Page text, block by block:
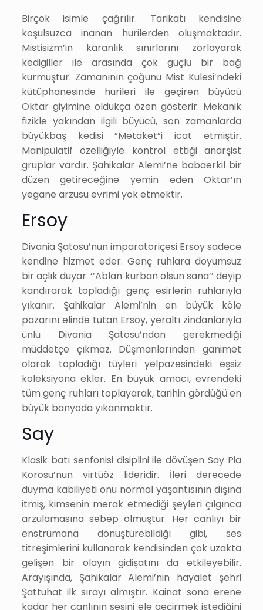
Birçok isimle çağrılır. Tarikatı kendisine
koşulsuzca inanan hurilerden oluşmaktadır.
Mistisizm’in karanlık sınırlarını zorlayarak
kedigiller ile arasında çok güçlü bir bağ
kurmuştur. Zamanının çoğunu Mist Kulesi’ndeki
kütüphanesinde hurileri ile geçiren büyücü
Oktar giyimine oldukça özen gösterir. Mekanik
fizikle yakından ilgili büyücü, son zamanlarda
büyükbaş kedisi ”Metaket”i icat etmiştir.
Manipülatif özelliğiyle kontrol ettiği anarşist
gruplar vardır. Şahikalar Alemi’ne babaerkil bir
düzen getireceğine yemin eden Oktar’ın
yegane arzusu evrimi yok etmektir.
Ersoy
Divania Şatosu’nun imparatoriçesi Ersoy sadece
kendine hizmet eder. Genç ruhlara doyumsuz
bir açlık duyar. ‘’Ablan kurban olsun sana’’ deyip
kandırarak topladığı genç esirlerin ruhlarıyla
yıkanır. Şahikalar Alemi’nin en büyük köle
pazarını elinde tutan Ersoy, yeraltı zindanlarıyla
ünlü Divania Şatosu’ndan gerekmediği
müddetçe çıkmaz. Düşmanlarından ganimet
olarak topladığı tüyleri yelpazesindeki eşsiz
koleksiyona ekler. En büyük amacı, evrendeki
tüm genç ruhları toplayarak, tarihin gördüğü en
büyük banyoda yıkanmaktır.
Say
Klasik batı senfonisi disiplini ile dövüşen Say Pia
Korosu’nun virtüöz lideridir. İleri derecede
duyma kabiliyeti onu normal yaşantısının dışına
itmiş, kimsenin merak etmediği şeyleri çılgınca
arzulamasına sebep olmuştur. Her canlıyı bir
enstrümana dönüştürebildiği gibi, ses
titreşimlerini kullanarak kendisinden çok uzakta
gelişen bir olayın gidişatını da etkileyebilir.
Arayışında, Şahikalar Alemi’nin hayalet şehri
Şattuhat ilk sırayı almıştır. Kainat sona erene
kadar her canlının sesini ele geçirmek istediğini